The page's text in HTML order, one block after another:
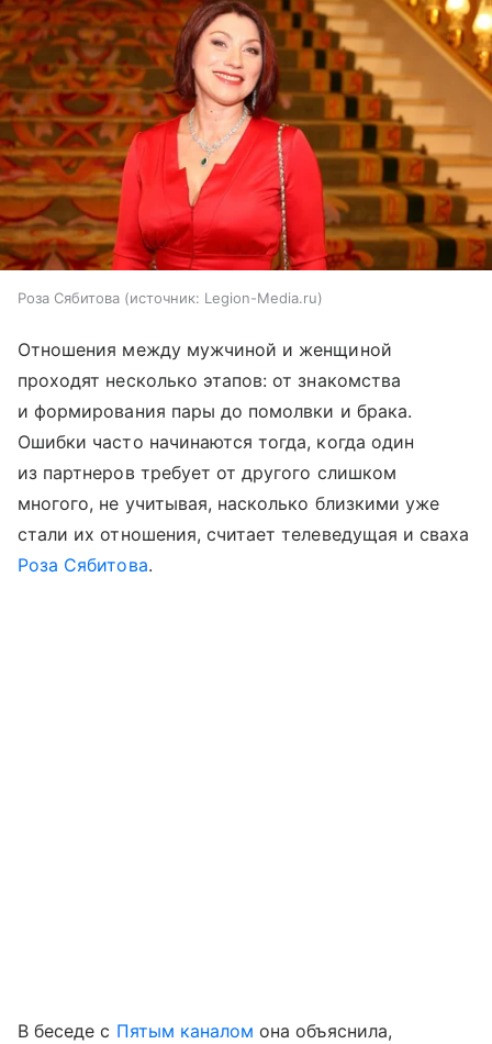
Роза Сябитова источник: Legion-Media.ru
Отношения между мужчиной и женщиной
проходят несколько этапов: от знакомства
и формирования пары до помолвки и брака.
Ошибки часто начинаются тогда, когда один
из партнеров требует от другого слишком
многого, не учитывая, насколько близкими уже
стали их отношения, считает телеведущая и сваха
Роза Сябитова.
В беседе с Пятым каналом она объяснила,